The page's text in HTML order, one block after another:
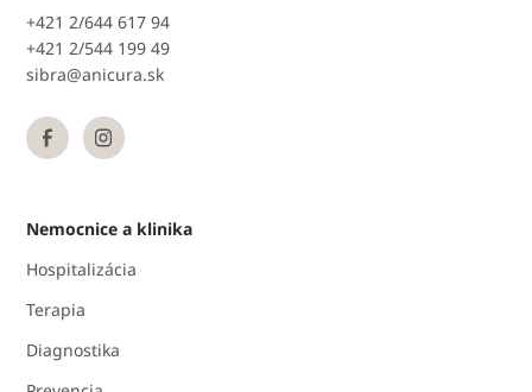
+421 2/644 617 94
+421 2/544 199 49
sibra@anicura.sk
Nemocnice a klinika
Hospitalizácia
Terapia
Diagnostika